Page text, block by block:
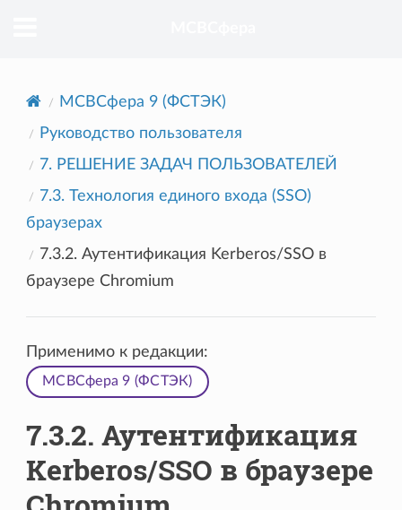
МСВСфера 9 (ФСТЭК)
Руководство пользователя
7. РЕШЕНИЕ ЗАДАЧ ПОЛЬЗОВАТЕЛЕЙ
7.3. Технология единого входа (SSO)
браузерах
7.3.2. Аутентификация Kerberos/SSO в
браузере Chromium
Применимо к редакции:
МСВСфера 9 (ФСТЭК)
7.3.2. Аутентификация
Kerberos/SSO в браузере